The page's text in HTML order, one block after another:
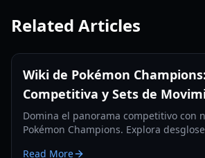
Related Articles
Wiki de Pokémon
Competitiva y Sets de
Domina el panorama competitivo con
Pokémon Champions. Explora
Read More